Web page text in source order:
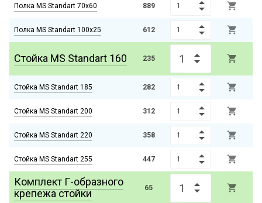
Полка MS Standart 70х60 889 
Полка MS Standart 100х25 612 
Стойка MS Standart 160 235 
Стойка MS Standart 185 282 
Стойка MS Standart 200 312 
Стойка MS Standart 220 358 
Стойка MS Standart 255 447 
Комплект Г-образного
крепежа стойки
65 